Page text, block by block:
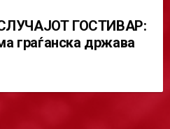
ГОСТИВАР:
граѓанска држава